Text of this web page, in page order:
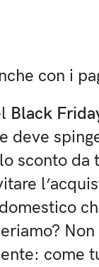
con i
Black
deve
sconto da
Non
come